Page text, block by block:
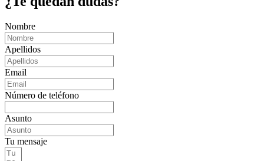
Nombre
Apellidos
Email
Número de teléfono
Asunto
Tu mensaje